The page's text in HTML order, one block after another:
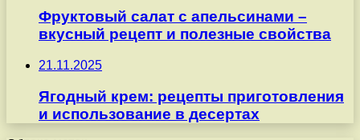
Фруктовый салат с апельсинами –
вкусный рецепт и полезные свойства
21.11.2025
Ягодный крем: рецепты приготовления
и использование в десертах